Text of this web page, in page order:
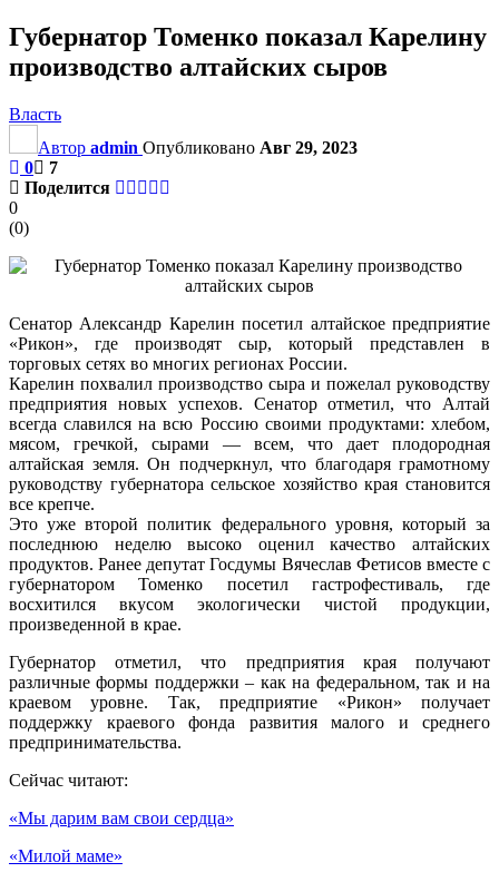
Губернатор Томенко показал Карелину
производство алтайских сыров
Власть
Автор admin Опубликовано Авг 29, 2023
0
7
Поделится
0
(0)
Сенатор Александр Карелин посетил алтайское предприятие
«Рикон», где производят сыр, который представлен в
торговых сетях во многих регионах России.
Карелин похвалил производство сыра и пожелал руководству
предприятия новых успехов. Сенатор отметил, что Алтай
всегда славился на всю Россию своими продуктами: хлебом,
мясом, гречкой, сырами — всем, что дает плодородная
алтайская земля. Он подчеркнул, что благодаря грамотному
руководству губернатора сельское хозяйство края становится
все крепче.
Это уже второй политик федерального уровня, который за
последнюю неделю высоко оценил качество алтайских
продуктов. Ранее депутат Госдумы Вячеслав Фетисов вместе с
губернатором Томенко посетил гастрофестиваль, где
восхитился вкусом экологически чистой продукции,
произведенной в крае.
Губернатор отметил, что предприятия края получают
различные формы поддержки – как на федеральном, так и на
краевом уровне. Так, предприятие «Рикон» получает
поддержку краевого фонда развития малого и среднего
предпринимательства.
Сейчас читают:
«Мы дарим вам свои сердца»
«Милой маме»